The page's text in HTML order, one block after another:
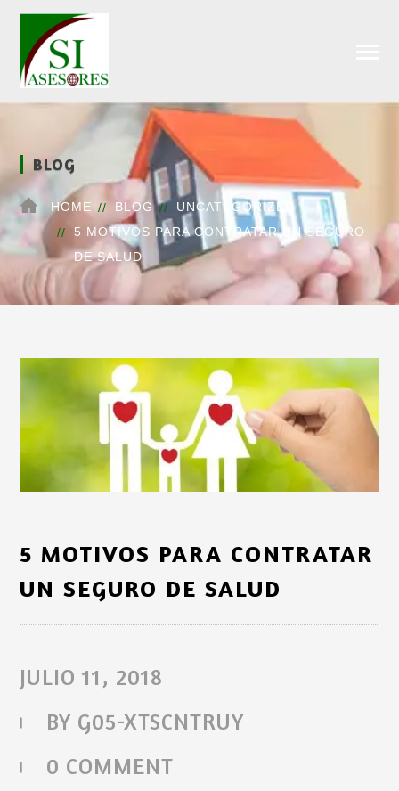
BLOG
HOME BLOG
UNCATEGORIZED
5 MOTIVOS PARA CONTRATAR UN SEGURO
DE SALUD
5 MOTIVOS PARA CONTRATAR
UN SEGURO DE SALUD
JULIO 11, 2018
BY G05-XTSCNTRUY
0 COMMENT